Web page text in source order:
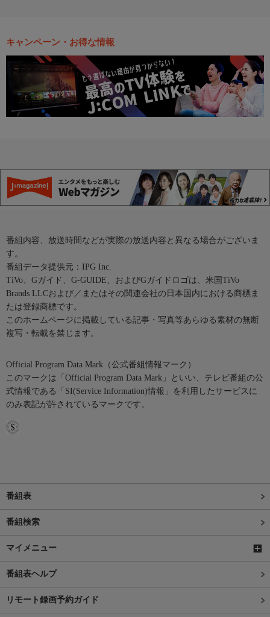
キャンペーン・お得な情報
番組内容、放送時間などが実際の放送内容と異なる場合がございま
す。
番組データ提供元：IPG Inc.
TiVo、Gガイド、G-GUIDE、およびGガイドロゴは、米国TiVo
Brands LLCおよび／またはその関連会社の日本国内における商標ま
たは登録商標です。
このホームページに掲載している記事・写真等あらゆる素材の無断
複写・転載を禁じます。
Official Program Data Mark（公式番組情報マーク）
このマークは「Official Program Data Mark」といい、テレビ番組の公
式情報である「SI(Service Information)情報」を利用したサービスに
のみ表記が許されているマークです。
番組表
番組検索
マイメニュー
番組表ヘルプ
リモート録画予約ガイド